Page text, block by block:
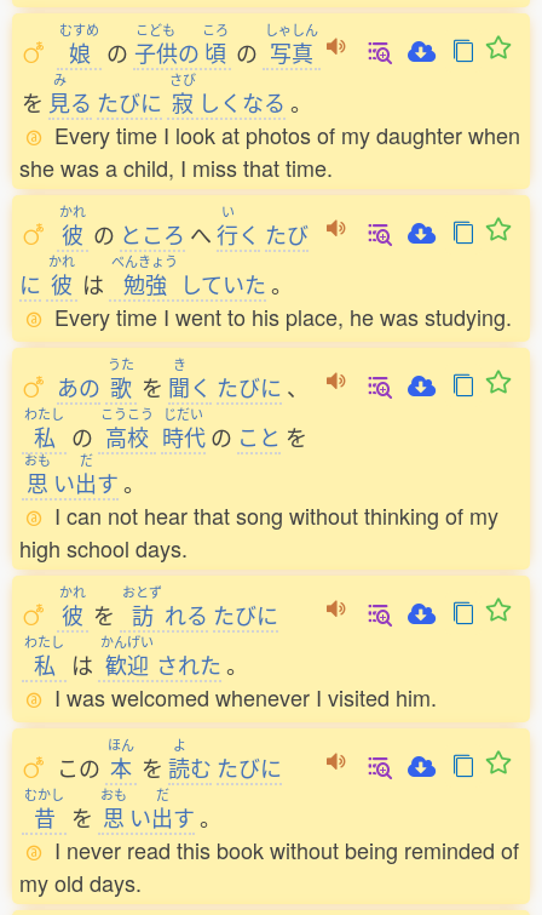
むすめ
娘 の
こども
子供の
ころ
頃 の
しゃしん
写真
を
み
見る たびに
さび
寂 しくなる 。
Every time I look at photos of my daughter when
she was a child, I miss that time.
かれ
彼 の ところ へ
い
行く たび
に
かれ
彼 は
べんきょう
勉強 していた。
Every time I went to his place, he was studying.
あの
うた
歌 を
き
聞く たびに 、
わたし
私 の
こうこう
高校
じだい
時代 の こと を
おも
思 い
だ
出す。
I can not hear that song without thinking of my
high school days.
かれ
彼 を
おとず
訪 れる たびに
わたし
私 は
かんげい
歓迎 された。
I was welcomed whenever I visited him.
この
ほん
本 を
よ
読む たびに
むかし
昔 を
おも
思 い
だ
出す。
I never read this book without being reminded of
my old days.